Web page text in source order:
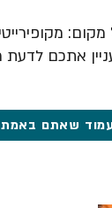
אתכם
שאתם באמת